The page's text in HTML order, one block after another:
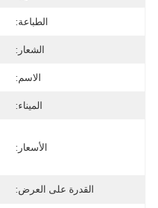
الطباعة:
الشعار:
الاسم:
الميناء:
الأسعار:
القدرة على العرض: